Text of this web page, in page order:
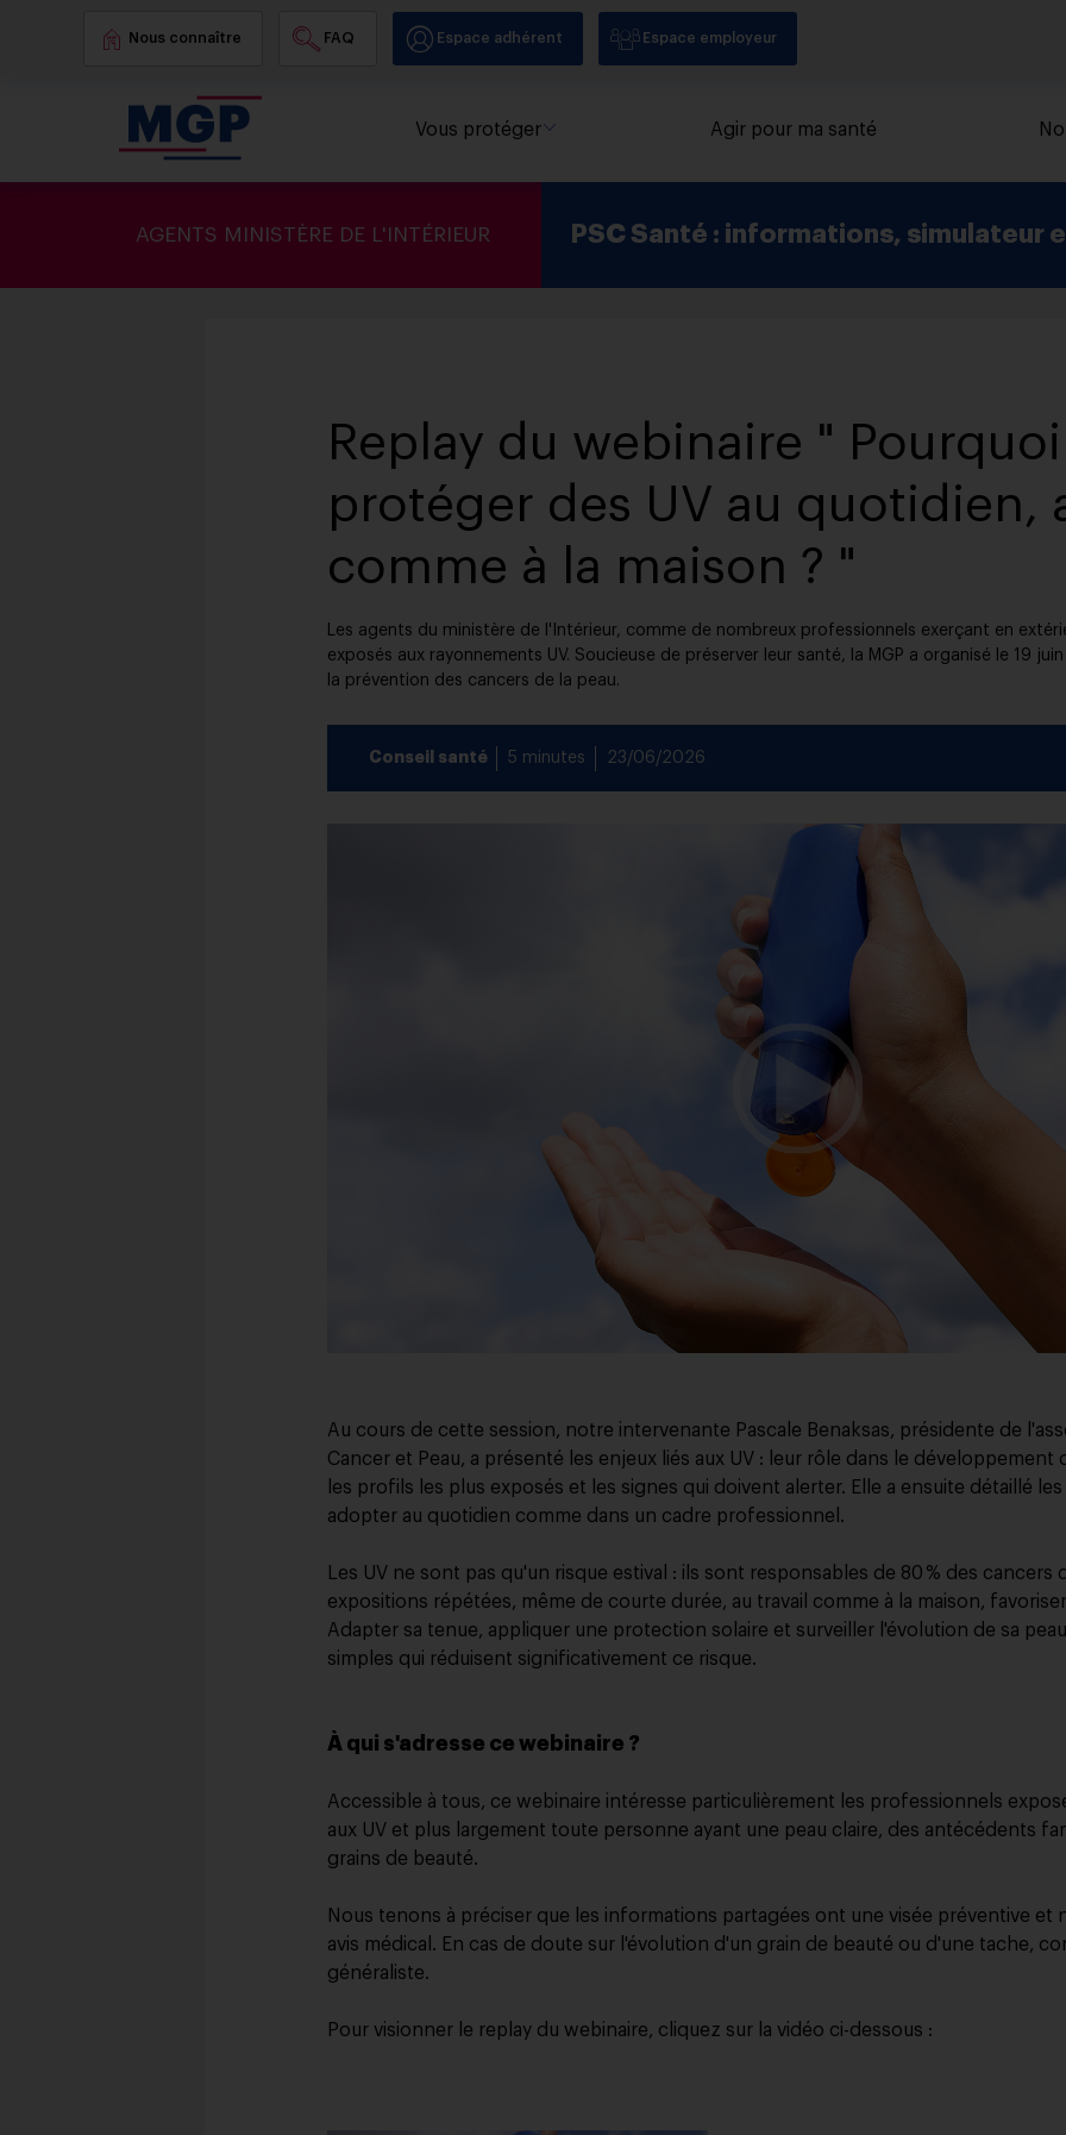
Nous connaître FAQ Espace adhérent Espace employeur
Vous protéger Agir pour ma santé
AGENTS MINISTÈRE DE L'INTÉRIEUR PSC Santé : informations, simulateur
Replay du webinaire "
protéger des UV au quotidien,
comme à la maison ? "
Les agents du ministère de l'Intérieur, comme de nombreux professionnels exerçant en
exposés aux rayonnements UV. Soucieuse de préserver leur santé, la MGP a organisé le 19
la prévention des cancers de la peau.
Conseil santé 5 minutes 23/06/2026
Au cours de cette session, notre intervenante Pascale Benaksas, présidente de
Cancer et Peau, a présenté les enjeux liés aux UV : leur rôle dans le développement
les profils les plus exposés et les signes qui doivent alerter. Elle a ensuite détaillé
adopter au quotidien comme dans un cadre professionnel.
Les UV ne sont pas qu'un risque estival : ils sont responsables de 80 % des cancers
expositions répétées, même de courte durée, au travail comme à la maison,
Adapter sa tenue, appliquer une protection solaire et surveiller l'évolution de sa
simples qui réduisent significativement ce risque.
À qui s'adresse ce webinaire ?
Accessible à tous, ce webinaire intéresse particulièrement les professionnels
aux UV et plus largement toute personne ayant une peau claire, des antécédents
grains de beauté.
Nous tenons à préciser que les informations partagées ont une visée préventive et
avis médical. En cas de doute sur l'évolution d'un grain de beauté ou d'une tache,
généraliste.
Pour visionner le replay du webinaire, cliquez sur la vidéo ci-dessous :